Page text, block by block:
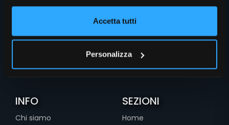
Accetta tutti
Personalizza
INFO
Chi siamo
SEZIONI
Home